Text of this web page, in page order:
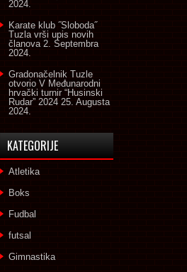
2024.
Karate klub ˝Sloboda˝
Tuzla vrši upis novih
članova 2. Septembra
2024.
Gradonačelnik Tuzle
otvorio V Međunarodni
hrvački turnir “Husinski
Rudar” 2024 25. Augusta
2024.
KATEGORIJE
Atletika
Boks
Fudbal
futsal
Gimnastika